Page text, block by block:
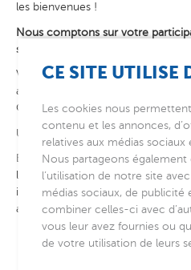
les bienvenues !
Nous comptons sur votre
sont à gagner !
Vos photos seront mises à
associatif, sur notre site internet,
Que d’objectifs !
Un jury désignera les gagnants
Envoyez-nous vos photos au
l’adresseconcours@montjoye.org
indiquées sur le règlement que
après.
RÈGLEMENT DU
AUTORISATION DE DROIT À
CE SITE UTILISE
Les cookies nous
contenu et les annonces,
relatives aux médias sociaux
Nous partageons
l’utilisation de notre site
médias sociaux, de publicité
combiner celles-ci avec
vous leur avez fournies ou
de votre utilisation de leurs